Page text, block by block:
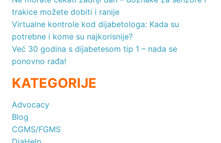
trakice možete dobiti i ranije
Virtualne kontrole kod dijabetologa: Kada su
potrebne i kome su najkorisnije?
Već 30 godina s dijabetesom tip 1 – nada se
ponovno rađa!
KATEGORIJE
Advocacy
Blog
CGMS/FGMS